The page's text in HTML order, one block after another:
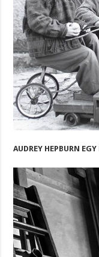
AUDREY HEPBURN